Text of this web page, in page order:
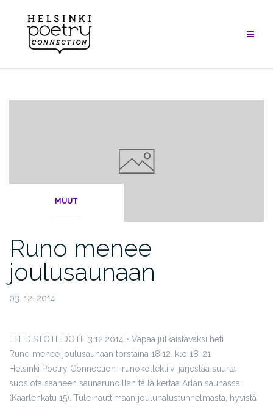
content
MUUT
Runo menee
joulusaunaan
03. 12. 2014
LEHDISTÖTIEDOTE 3.12.2014 • Vapaa julkaistavaksi heti
Runo menee joulusaunaan torstaina 18.12. klo 18-21
Helsinki Poetry Connection -runokollektiivi järjestää suurta
suosiota saaneen saunarunoillan tällä kertaa Arlan saunassa
(Kaarlenkatu 15). Tule nauttimaan joulunalustunnelmasta, hyvistä